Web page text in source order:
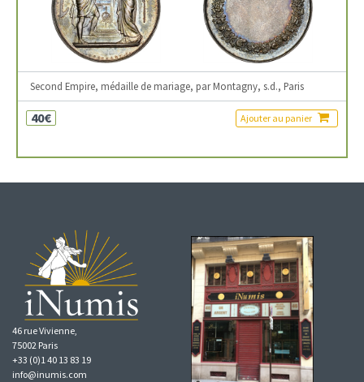
Second Empire, médaille de mariage, par Montagny, s.d., Paris
40€ Ajouter au panier
46 rue Vivienne,
75002 Paris
+33 (0)1 40 13 83 19
info@inumis.com